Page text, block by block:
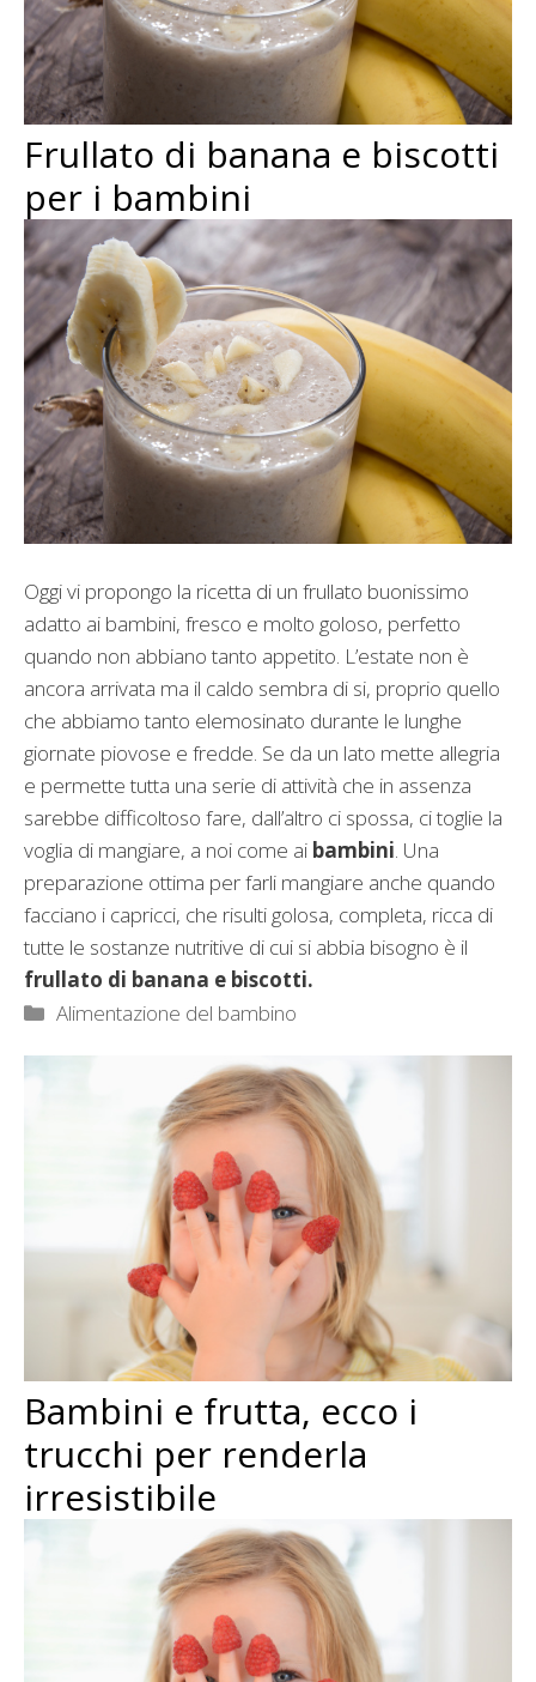
Frullato di banana e biscotti
per i bambini
Oggi vi propongo la ricetta di un frullato buonissimo
adatto ai bambini, fresco e molto goloso, perfetto
quando non abbiano tanto appetito. L’estate non è
ancora arrivata ma il caldo sembra di si, proprio quello
che abbiamo tanto elemosinato durante le lunghe
giornate piovose e fredde. Se da un lato mette allegria
e permette tutta una serie di attività che in assenza
sarebbe difficoltoso fare, dall’altro ci spossa, ci toglie la
voglia di mangiare, a noi come ai bambini. Una
preparazione ottima per farli mangiare anche quando
facciano i capricci, che risulti golosa, completa, ricca di
tutte le sostanze nutritive di cui si abbia bisogno è il
frullato di banana e biscotti.
Categorie
Alimentazione del bambino
Bambini e frutta, ecco i
trucchi per renderla
irresistibile